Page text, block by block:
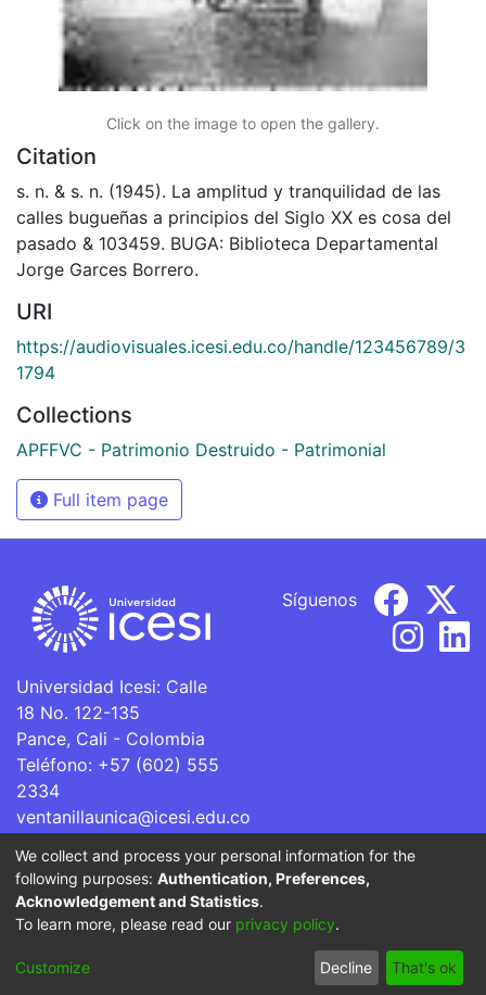
Click on the image to open the gallery.
Citation
s. n. & s. n. (1945). La amplitud y tranquilidad de las
calles bugueñas a principios del Siglo XX es cosa del
pasado & 103459. BUGA: Biblioteca Departamental
Jorge Garces Borrero.
URI
https://audiovisuales.icesi.edu.co/handle/123456789/3
1794
Collections
APFFVC - Patrimonio Destruido - Patrimonial
Full item page
Universidad Icesi: Calle
18 No. 122-135
Pance, Cali - Colombia
Teléfono: +57 (602) 555
2334
ventanillaunica@icesi.edu.co
Síguenos
La Universidad Icesi es una Institución de Educación
Superior que se encuentra sujeta a inspección y vigilancia
por parte del Ministerio de Educación Nacional.
Cookie
End User
Agreement
Send
Feedback
We collect and process your personal information for the
following purposes: Authentication, Preferences,
Acknowledgement and Statistics.
To learn more, please read our privacy policy.
Customize Decline That's ok